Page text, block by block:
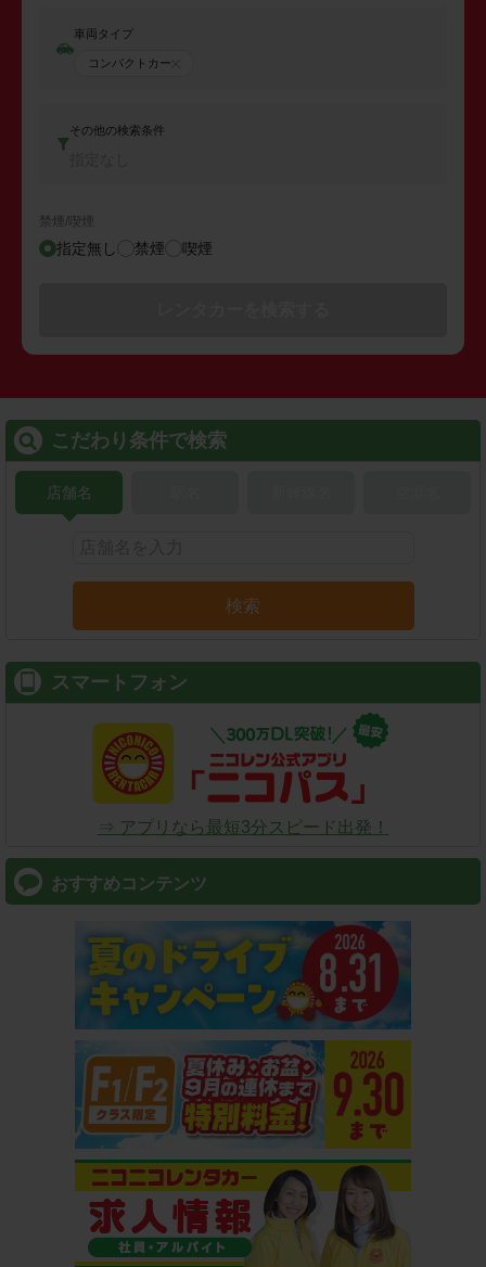
車両タイプ
コンパクトカー
その他の検索条件
禁煙/喫煙
指定無し 禁煙 喫煙
こだわり条件で検索
店舗名
検索
スマートフォン
⇒ アプリなら最短3分スピード出発！
おすすめコンテンツ